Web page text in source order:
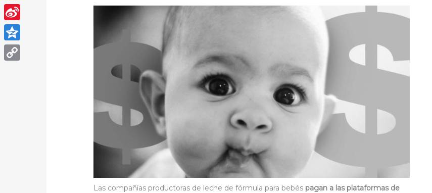
Las compañías productoras de leche de fórmula para bebés pagan a las plataformas de
Odnoklassniki
Sina
Weibo
Qzone